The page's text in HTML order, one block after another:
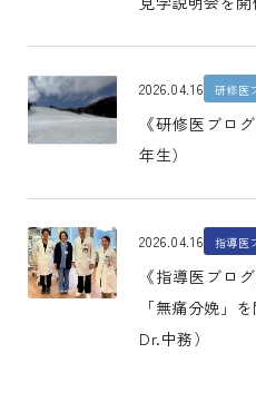
2026.04.16 研修医
《研修医ブロ
年生）
2026.04.16 指導医
《指導医ブロ
「無痛分娩」
Dr.中務）